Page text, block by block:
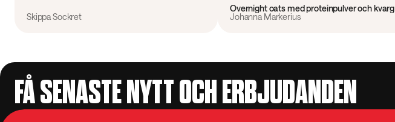
Skippa Sockret
Overnight oats med proteinpulver och kvarg
Johanna Markerius
FÅ SENASTE NYTT OCH ERBJUDANDEN